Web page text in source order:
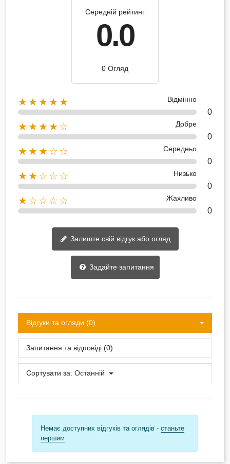
Середній рейтинг
0.0
0 Огляд
★★★★★ Відмінно
0
★★★★☆ Добре
0
★★★☆☆ Середньо
0
★★☆☆☆ Низько
0
★☆☆☆☆ Жахливо
0
Залиште свій відгук або огляд
Задайте запитання
Відгуки та огляди (0)
Запитання та відповіді (0)
Сортувати за: Останній
Немає доступних відгуків та оглядів - станьте
першим